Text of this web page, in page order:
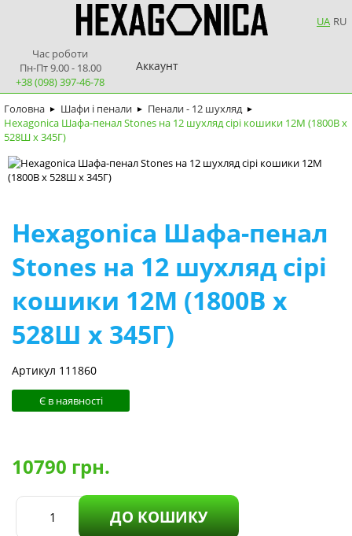
UA RU
Час роботи
Пн-Пт 9.00 - 18.00
+38 (098) 397-46-78
Аккаунт
Головна ► Шафи і пенали ► Пенали - 12 шухляд ►
Hexagonica Шафа-пенал Stones на 12 шухляд сірі кошики 12М (1800В х
528Ш х 345Г)
Hexagonica Шафа-пенал
Stones на 12 шухляд сірі
кошики 12М (1800В х
528Ш х 345Г)
Артикул 111860
Є в наявності
10790 грн.
ДО КОШИКУ